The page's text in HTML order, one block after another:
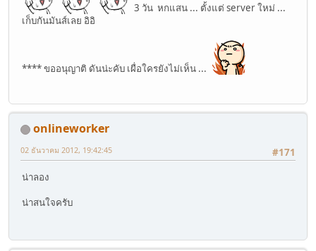
3 วัน หกแสน ... ตั้งแต่ server ใหม่ ...
เก็บกันมันส์เลย อิอิ
**** ขออนุญาติ ดันน่ะคับ เผื่อใครยังไม่เห็น ...
onlineworker
#171
02 ธันวาคม 2012, 19:42:45
น่าลอง
น่าสนใจครับ